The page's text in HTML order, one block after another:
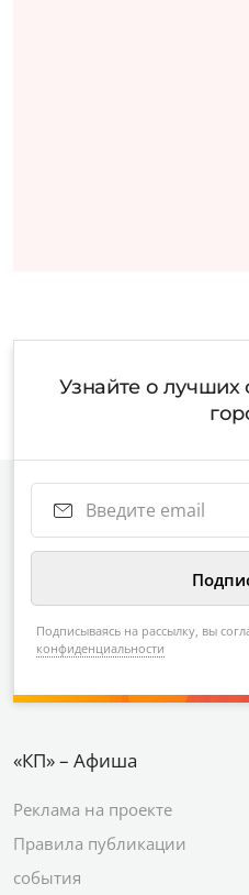
Узнайте о
Подписываясь на рассылку, вы
конфиденциальности
«КП» – Афиша
Реклама на проекте
Правила публикации
события